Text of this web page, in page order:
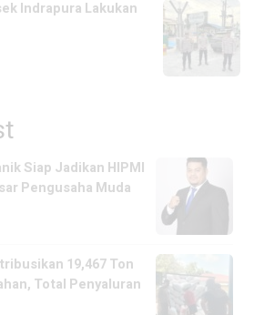
Indrapura Lakukan
Siap Jadikan HIPMI
Pengusaha Muda
19,467 Ton
Total Penyaluran